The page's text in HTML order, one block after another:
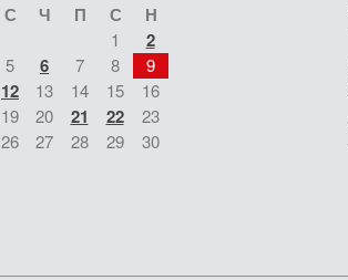
С Ч П С Н
1 2
5 6 7 8
9
12 13 14 15
16
19 20 21 22
23
26 27 28 29
30